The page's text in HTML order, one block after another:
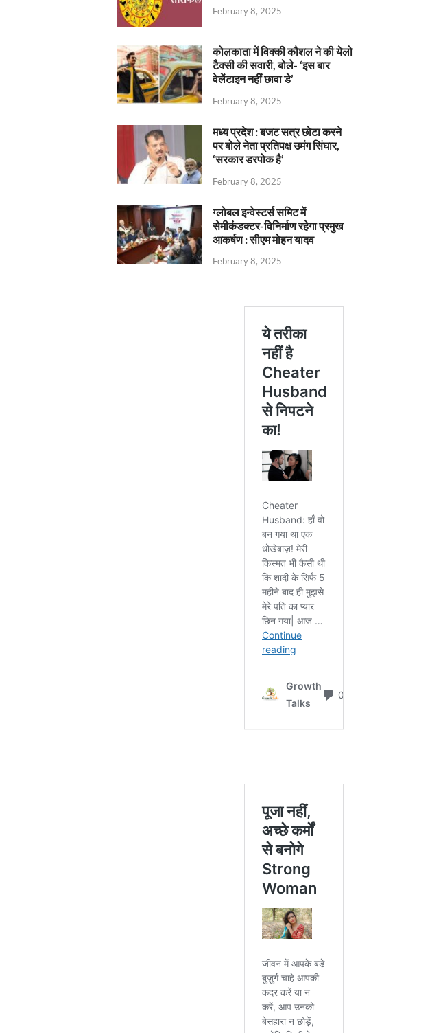
February 8, 2025
कोलकाता में विक्की कौशल ने की येलो
टैक्सी की सवारी, बोले- ‘इस बार
वेलेंटाइन नहीं छावा डे’
February 8, 2025
मध्य प्रदेश : बजट सत्र छोटा करने
पर बोले नेता प्रतिपक्ष उमंग सिंघार,
‘सरकार डरपोक है’
February 8, 2025
ग्लोबल इन्वेस्टर्स समिट में
सेमीकंडक्टर-विनिर्माण रहेगा प्रमुख
आकर्षण : सीएम मोहन यादव
February 8, 2025